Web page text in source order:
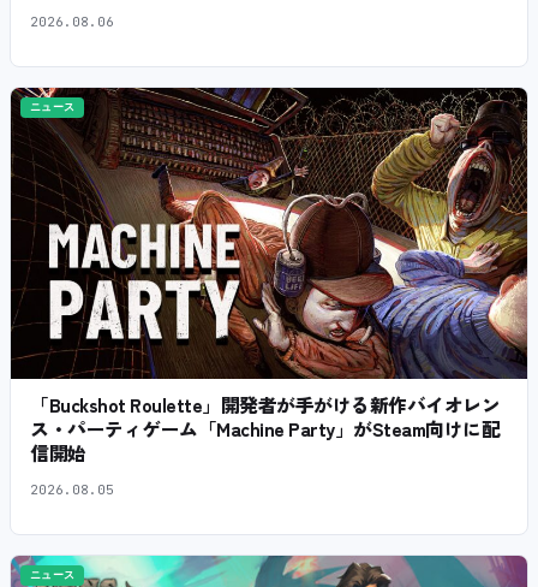
2026.08.06
ニュース
「Buckshot Roulette」開発者が手がける新作バイオレン
ス・パーティゲーム「Machine Party」がSteam向けに配
信開始
2026.08.05
ニュース